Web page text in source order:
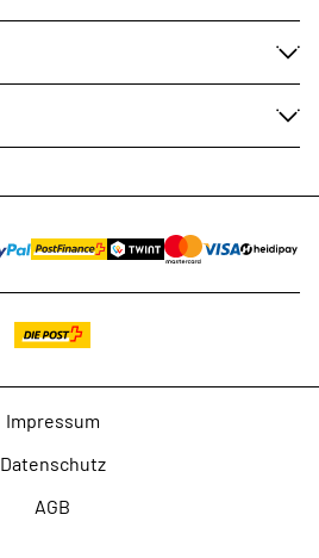
Impressum
Datenschutz
AGB